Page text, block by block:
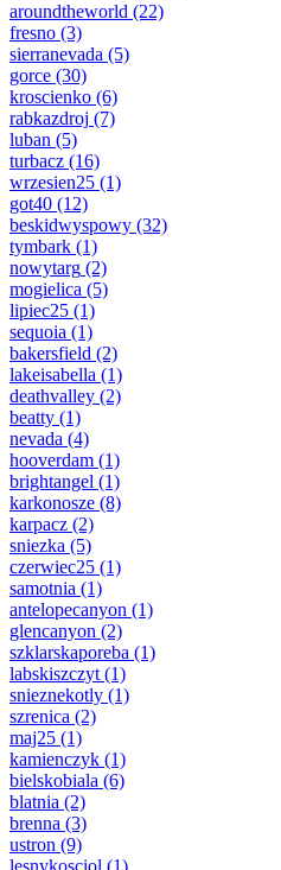
aroundtheworld (22)
fresno (3)
sierranevada (5)
gorce (30)
kroscienko (6)
rabkazdroj (7)
luban (5)
turbacz (16)
wrzesien25 (1)
got40 (12)
beskidwyspowy (32)
tymbark (1)
nowytarg (2)
mogielica (5)
lipiec25 (1)
sequoia (1)
bakersfield (2)
lakeisabella (1)
deathvalley (2)
beatty (1)
nevada (4)
hooverdam (1)
brightangel (1)
karkonosze (8)
karpacz (2)
sniezka (5)
czerwiec25 (1)
samotnia (1)
antelopecanyon (1)
glencanyon (2)
szklarskaporeba (1)
labskiszczyt (1)
snieznekotly (1)
szrenica (2)
maj25 (1)
kamienczyk (1)
bielskobiala (6)
blatnia (2)
brenna (3)
ustron (9)
lesnykosciol (1)